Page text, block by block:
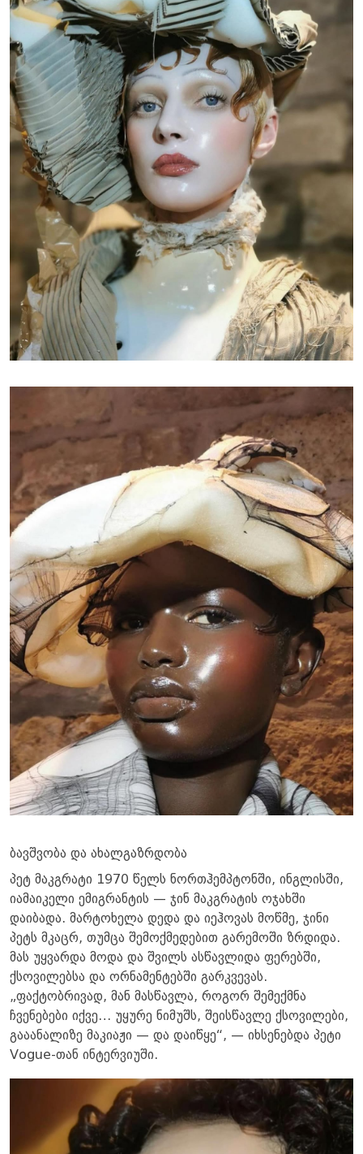
ბავშვობა და ახალგაზრდობა
პეტ მაკგრატი 1970 წელს ნორთჰემპტონში, ინგლისში,
იამაიკელი ემიგრანტის — ჯინ მაკგრატის ოჯახში
დაიბადა. მარტოხელა დედა და იეჰოვას მოწმე, ჯინი
პეტს მკაცრ, თუმცა შემოქმედებით გარემოში ზრდიდა.
მას უყვარდა მოდა და შვილს ასწავლიდა ფერებში,
ქსოვილებსა და ორნამენტებში გარკვევას.
„ფაქტობრივად, მან მასწავლა, როგორ შემექმნა
ჩვენებები იქვე… უყურე ნიმუშს, შეისწავლე ქსოვილები,
გააანალიზე მაკიაჟი — და დაიწყე“, — იხსენებდა პეტი
Vogue-თან ინტერვიუში.